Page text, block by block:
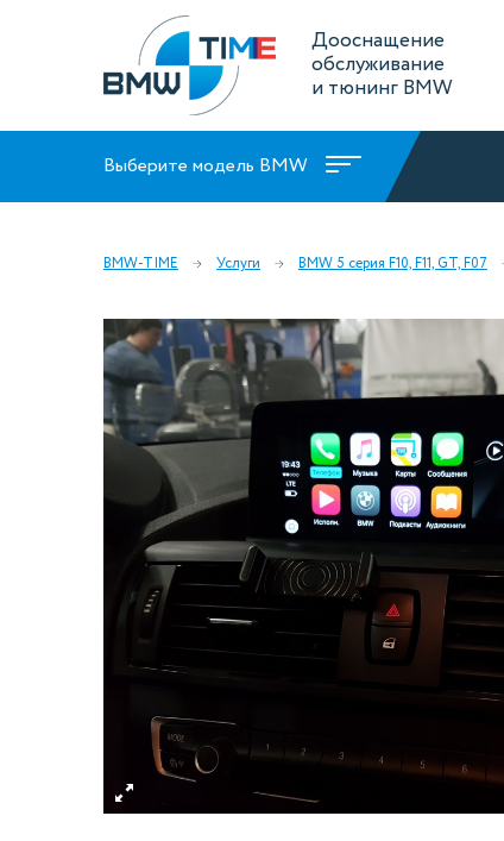
Дооснащение
обслуживание
и тюнинг BMW
Выберите модель BMW
BMW-TIME Услуги BMW 5 серия F10, F11, GT, F07